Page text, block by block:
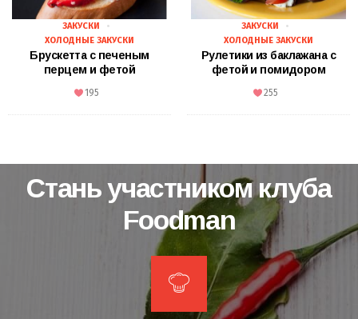
ЗАКУСКИ
ХОЛОДНЫЕ ЗАКУСКИ
Брускетта с печеным
перцем и фетой
195
ЗАКУСКИ
ХОЛОДНЫЕ ЗАКУСКИ
Рулетики из баклажана с
фетой и помидором
255
Стань участником клуба
Foodman